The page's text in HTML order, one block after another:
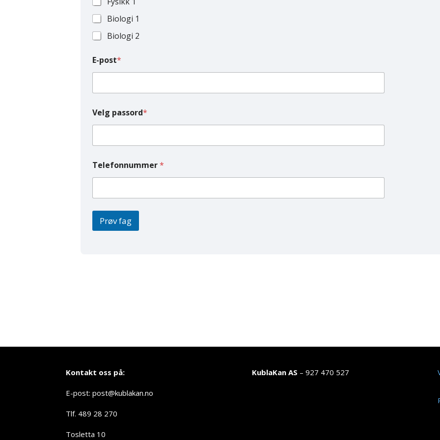
Biologi 1
Biologi 2
E-post*
Velg passord*
Telefonnummer*
Prøv fag
Kontakt oss på:
E-post: post@kublakan.no
Tlf. 489 28 270
Tosletta 10
KublaKan AS – 927 470 527